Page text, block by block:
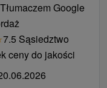
Google
7.5 Sąsiedztwo
ceny do jakości